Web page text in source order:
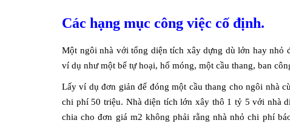
Các hạng mục công việc cố định.
Một ngôi nhà với tổng diện tích xây dựng dù lớn hay nhỏ
ví dụ như một bể tự hoại, hố móng, một cầu thang, ban
Lấy ví dụ đơn giản để đóng một cầu thang cho ngôi nhà
chi phí 50 triệu. Nhà diện tích lớn xây thô 1 tỷ 5 với nhà
chia cho đơn giá m2 không phải rằng nhà nhỏ chi phí